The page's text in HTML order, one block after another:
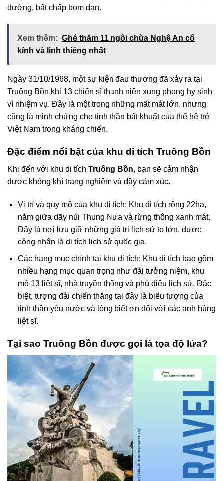
đường, bất chấp bom đạn.
Xem thêm: Ghé thăm 11 ngôi chùa Nghệ An cổ
kính và linh thiêng nhất
Ngày 31/10/1968, một sự kiện đau thương đã xảy ra tại
Truông Bồn khi 13 chiến sĩ thanh niên xung phong hy sinh
vì nhiệm vụ. Đây là một trong những mất mát lớn, nhưng
cũng là minh chứng cho tinh thần bất khuất của thế hệ trẻ
Việt Nam trong kháng chiến.
Đặc điểm nổi bật của khu di tích Truông Bồn
Khi đến với khu di tích Truông Bồn, bạn sẽ cảm nhận
được không khí trang nghiêm và đầy cảm xúc.
Vị trí và quy mô của khu di tích: Khu di tích rộng 22ha,
nằm giữa dãy núi Thung Nưa và rừng thông xanh mát.
Đây là nơi lưu giữ những giá trị lịch sử to lớn, được
công nhận là di tích lịch sử quốc gia.
Các hạng mục chính tại khu di tích: Khu di tích bao gồm
nhiều hạng mục quan trọng như đài tưởng niệm, khu
mộ 13 liệt sĩ, nhà truyền thống và phù điêu lịch sử. Đặc
biệt, tượng đài chiến thắng tại đây là biểu tượng của
tinh thần yêu nước và lòng biết ơn đối với các anh hùng
liệt sĩ.
Tại sao Truông Bồn được gọi là tọa độ lửa?